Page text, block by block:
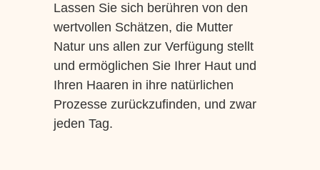
Lassen Sie sich berühren von den
wertvollen Schätzen, die Mutter
Natur uns allen zur Verfügung stellt
und ermöglichen Sie Ihrer Haut und
Ihren Haaren in ihre natürlichen
Prozesse zurückzufinden, und zwar
jeden Tag.